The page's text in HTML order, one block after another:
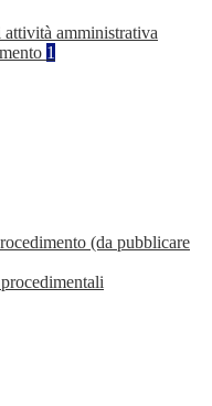
attività amministrativa
1
(da pubblicare